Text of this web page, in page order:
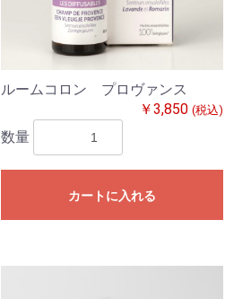
ルームコロン プロヴァンス
￥3,850 (税込)
数量
カートに入れる